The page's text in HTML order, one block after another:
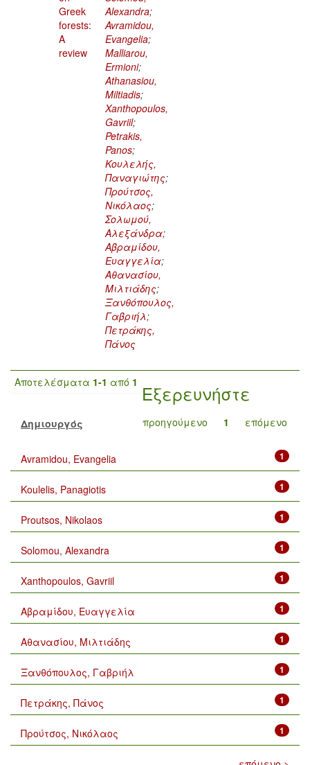
Greek
forests:
A
review
Alexandra;
Avramidou,
Evangelia;
Malliarou,
Ermioni;
Athanasiou,
Miltiadis;
Xanthopoulos,
Gavriil;
Petrakis,
Panos;
Κουλελής,
Παναγιώτης;
Προύτσος,
Νικόλαος;
Σολωμού,
Αλεξάνδρα;
Αβραμίδου,
Ευαγγελία;
Αθανασίου,
Μιλτιάδης;
Ξανθόπουλος,
Γαβριήλ;
Πετράκης,
Πάνος
Αποτελέσματα 1-1 από 1
προηγούμενο 1 επόμενο
Εξερευνήστε
Δημιουργός
1
Avramidou, Evangelia
1
Koulelis, Panagiotis
1
Proutsos, Nikolaos
1
Solomou, Alexandra
1
Xanthopoulos, Gavriil
1
Αβραμίδου, Ευαγγελία
1
Αθανασίου, Μιλτιάδης
1
Ξανθόπουλος, Γαβριήλ
1
Πετράκης, Πάνος
1
Προύτσος, Νικόλαος